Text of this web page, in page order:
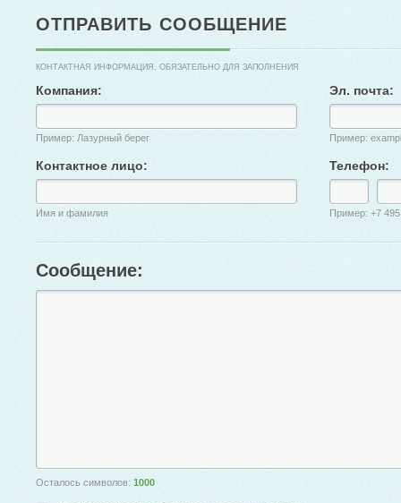
ОТПРАВИТЬ СООБЩЕНИЕ
КОНТАКТНАЯ ИНФОРМАЦИЯ, ОБЯЗАТЕЛЬНО ДЛЯ ЗАПОЛНЕНИЯ
Компания:
Пример: Лазурный берег
Контактное лицо:
Имя и фамилия
Эл. почта:
Пример:
Телефон:
Пример: +7
Сообщение:
Осталось символов: 1000